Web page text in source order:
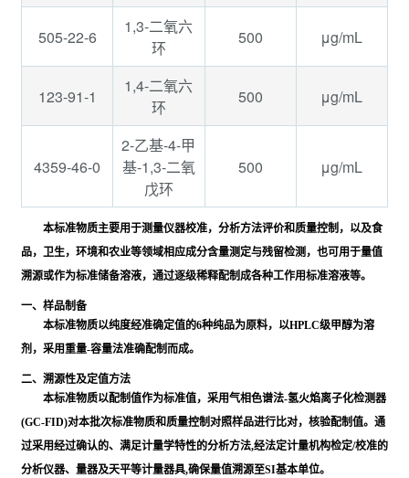
505-22-6
1,3-二氧六
环
500 μg/mL
123-91-1
1,4-二氧六
环
500 μg/mL
4359-46-0
2-乙基-4-甲
基-1,3-二氧
戊环
500 μg/mL
本标准物质主要用于测量仪器校准，分析方法评价和质量控制，以及食
品，卫生，环境和农业等领域相应成分含量测定与残留检测，也可用于量值
溯源或作为标准储备溶液，通过逐级稀释配制成各种工作用标准溶液等。
一、样品制备
本标准物质以纯度经准确定值的6种纯品为原料，以HPLC级甲醇为溶
剂，采用重量-容量法准确配制而成。
二、溯源性及定值方法
本标准物质以配制值作为标准值，采用气相色谱法-氢火焰离子化检测器
(GC-FID)对本批次标准物质和质量控制对照样品进行比对，核验配制值。通
过采用经过确认的、满足计量学特性的分析方法,经法定计量机构检定/校准的
分析仪器、量器及天平等计量器具,确保量值溯源至SI基本单位。